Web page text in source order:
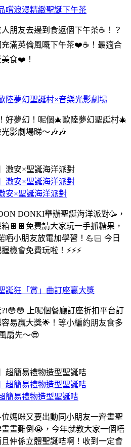
嚐浪漫精緻聖誕下午茶
朋友去邊到食返個下午茶☕️！？
滿英倫風嘅下午茶❤️☕️！最適合
食❤️！
陸夢幻聖誕村×音樂光影劇場
好夢幻！呢個🎄歐陸夢幻聖誕村🎄
影劇場睇～🎶🎶
安×聖誕海洋派對
DONKI舉辦聖誕海洋派對🥳，
🍫🍫免費請大家玩一手抓糖果，
哂小朋友放電加學習！💪🏻 今日
機會免費玩啦！⚡️⚡️⚡️
誕狂「賞」曲訂座贏大獎
上呢個餐廳訂座折扣平台訂
易贏大獎🌟！等小編約朋友食多
扇先～😎
簡易禮物造型聖誕咭
媽咪又要出動同小朋友一齊畫聖
畫難倒😭，今年就教大家一個唔
仲係立體聖誕咭啊！收到一定會